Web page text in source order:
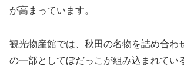
が高まっています。
観光物産館では、秋田の名物を詰め合わ
の一部としてぼだっこが組み込まれてい